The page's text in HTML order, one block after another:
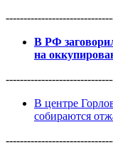
В РФ
на
В центре
собираются